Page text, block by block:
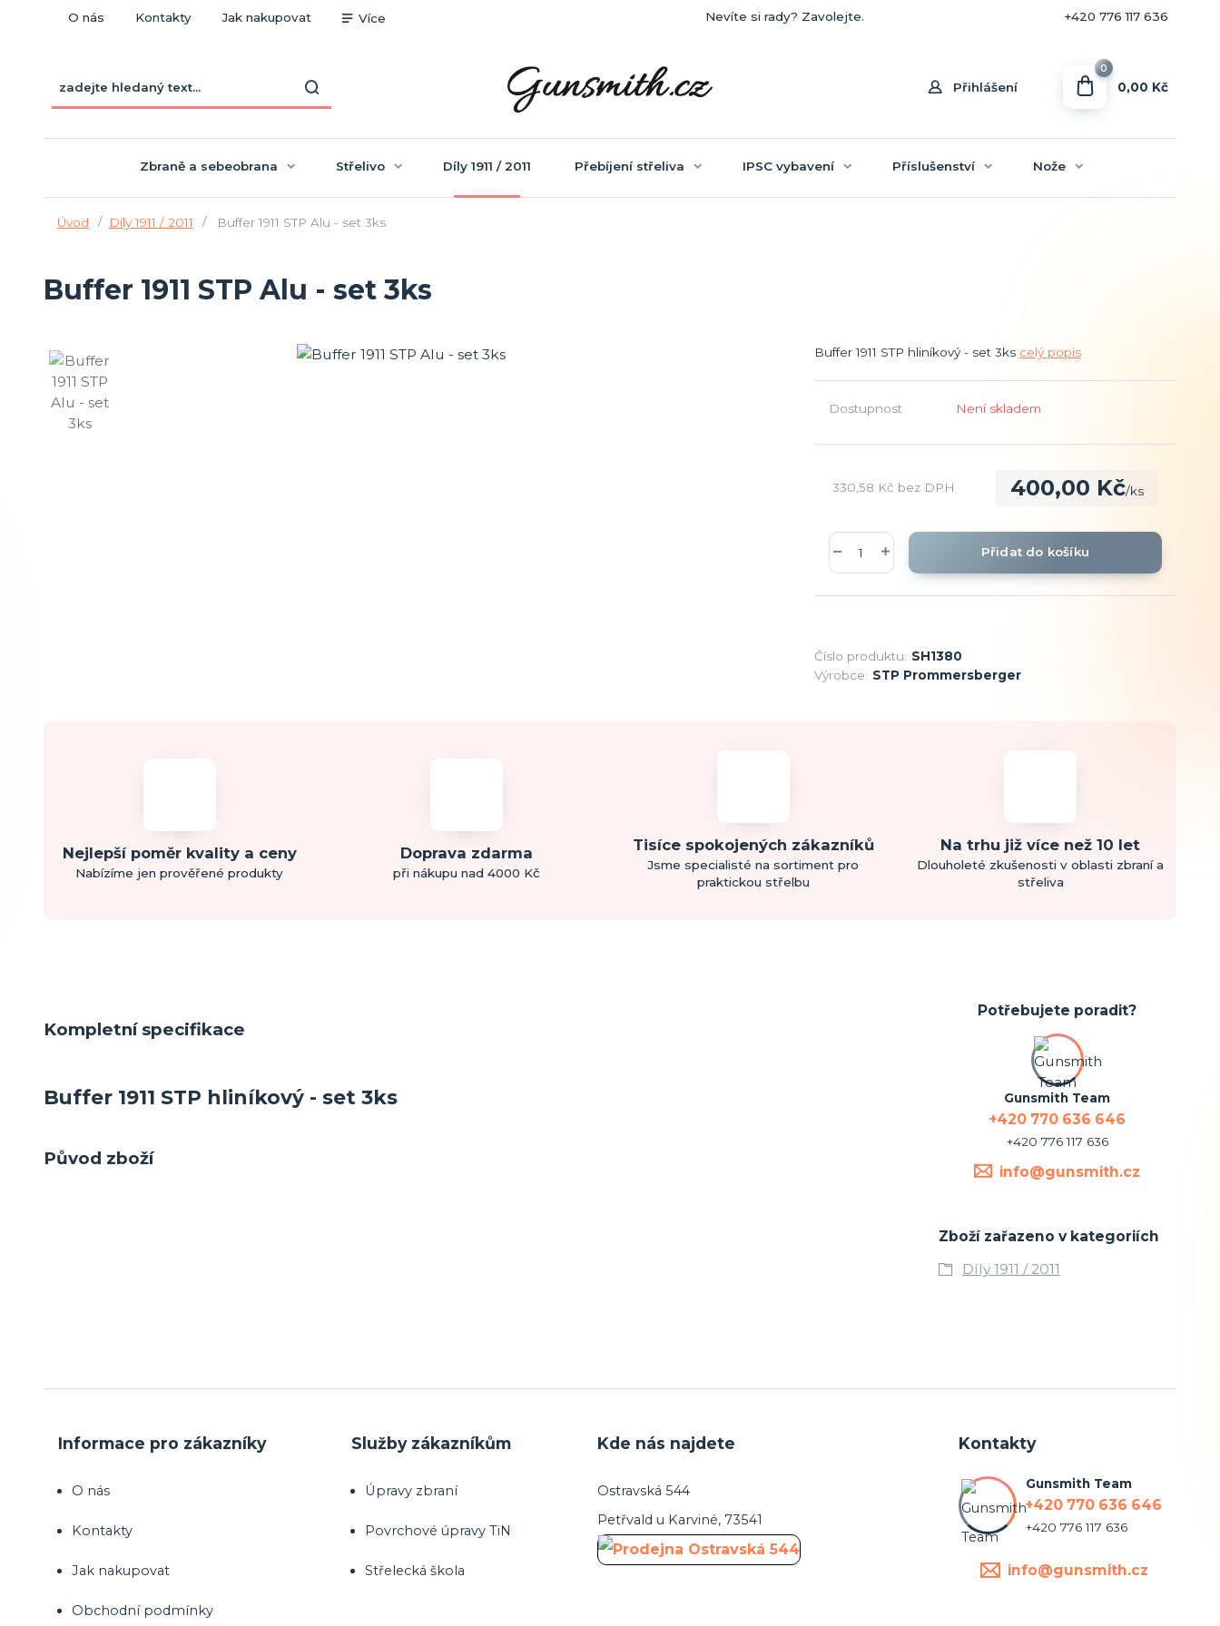
O nás Kontakty Jak nakupovat Více
Přihlášení
Nevíte si rady? Zavolejte. +420 776 117 636
0
0,00 Kč
Zbraně a sebeobrana Střelivo Díly 1911 / 2011 Přebíjení střeliva IPSC vybavení Příslušenství Nože
Úvod Díly 1911 / 2011 Buffer 1911 STP Alu - set 3ks
Buffer 1911 STP Alu - set 3ks
Buffer 1911 STP hliníkový - set 3ks celý popis
Dostupnost Není skladem
400,00 Kč/ks
330,58 Kč bez DPH
Přidat do košíku
Číslo produktu: SH1380
Výrobce: STP Prommersberger
Nejlepší poměr kvality a ceny
Nabízíme jen prověřené produkty
Doprava zdarma
při nákupu nad 4000 Kč
Tisíce spokojených zákazníků
Jsme specialisté na sortiment pro
praktickou střelbu
Na trhu již více než 10 let
Dlouholeté zkušenosti v oblasti zbraní a
střeliva
Kompletní specifikace
Buffer 1911 STP hliníkový - set 3ks
Původ zboží
Potřebujete poradit?
Gunsmith Team
+420 770 636 646
+420 776 117 636
info@gunsmith.cz
Zboží zařazeno v kategoriích
Díly 1911 / 2011
Informace pro zákazníky
O nás
Kontakty
Jak nakupovat
Obchodní podmínky
Služby zákazníkům
Úpravy zbraní
Povrchové úpravy TiN
Střelecká škola
Kde nás najdete
Ostravská 544
Petřvald u Karviné, 73541
Kontakty
Gunsmith Team
+420 770 636 646
+420 776 117 636
info@gunsmith.cz